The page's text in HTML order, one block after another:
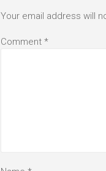
Your email address will
Comment *